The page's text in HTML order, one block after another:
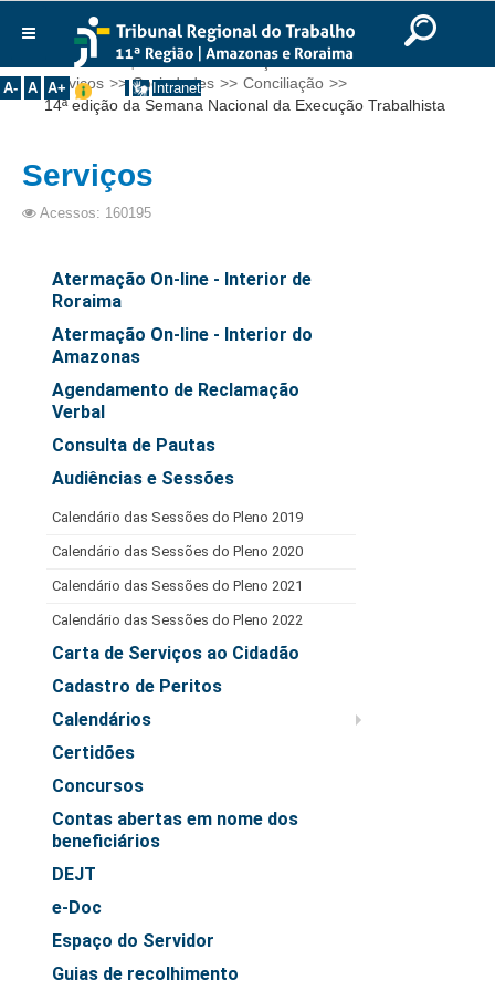
Ir para o rodapé
English
Português Español
A- A A+ Intranet
Institucional
Histórico
Corregedoria
Composição
Seções Especializadas
Turmas
Varas do Trabalho
Juízes Manaus
Comitês
Comitê Gestor Regional do PJe
Comitê Gestor Regional do e-Gestão e de Tabelas
Processuais Unificadas
Comitê do Datajud
Comissão Regional de Pesquisa Judiciária e Ciência de
Comissão de Ética
Comitê de Priorização do Primeiro Grau
Comissão de Uniformização de Jurisprudência
Comitê de Gestão de Pessoas
Comissão de Vitaliciamento
Comitê de Atenção Integral à Saúde de Magistrados e
Você está aqui:Início >> Serviços >> Concursos
Serviços >> Sociedades >> Conciliação >>
14ª edição da Semana Nacional da Execução Trabalhista
Serviços
Acessos: 160195
Atermação On-line - Interior de
Roraima
Atermação On-line - Interior do
Amazonas
Agendamento de Reclamação
Verbal
Consulta de Pautas
Audiências e Sessões
Calendário das Sessões do Pleno 2019
Calendário das Sessões do Pleno 2020
Calendário das Sessões do Pleno 2021
Calendário das Sessões do Pleno 2022
Carta de Serviços ao Cidadão
Cadastro de Peritos
Calendários
Certidões
Concursos
Contas abertas em nome dos
beneficiários
DEJT
e-Doc
Espaço do Servidor
Guias de recolhimento